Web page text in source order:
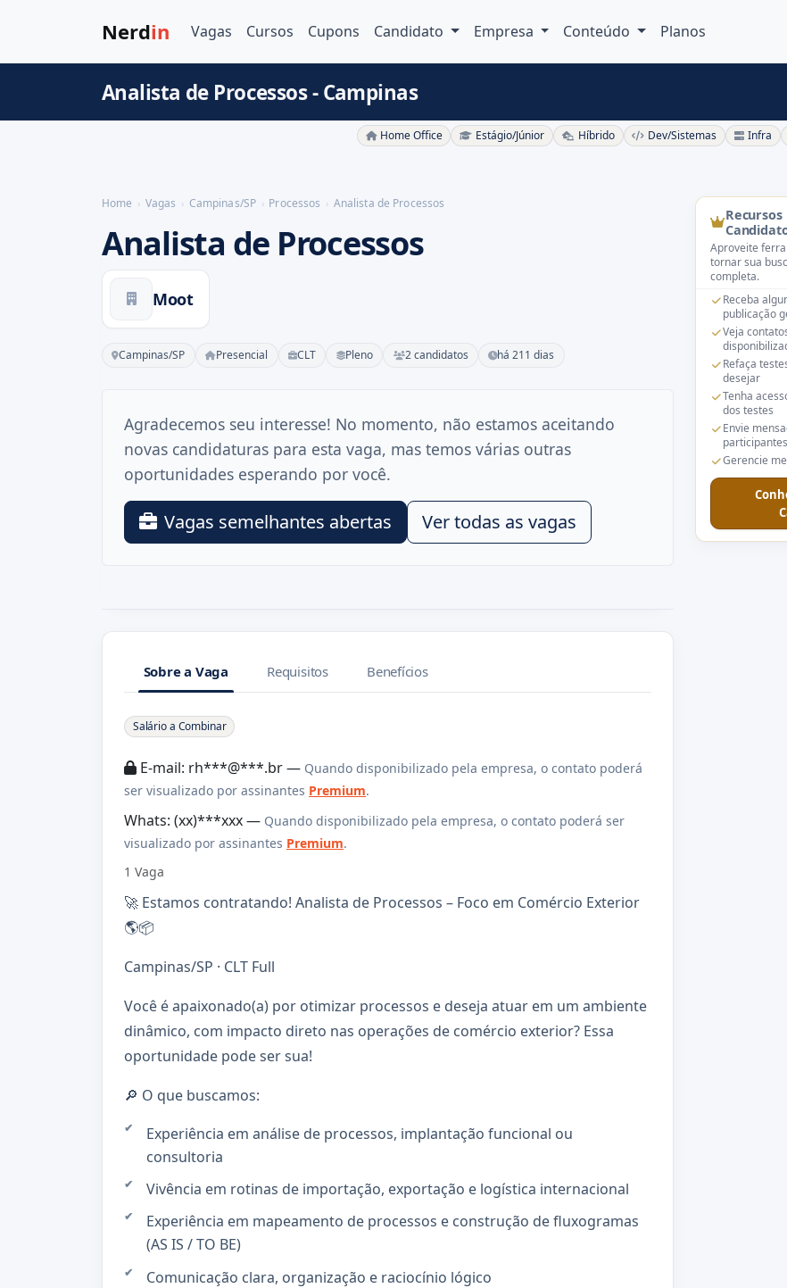
Nerdin Vagas Cursos Cupons Candidato Empresa Conteúdo Planos
Analista de Processos - Campinas
Home Office Estágio/Júnior Híbrido Dev/Sistemas Infra
Home Vagas Campinas/SP Processos Analista de Processos
Analista de Processos
Moot
Campinas/SP Presencial CLT Pleno 2 candidatos há 211 dias
Agradecemos seu interesse! No momento, não estamos aceitando
novas candidaturas para esta vaga, mas temos várias outras
oportunidades esperando por você.
Vagas semelhantes abertas Ver todas as vagas
Sobre a Vaga Requisitos Benefícios
Sobre a Vaga
Salário a Combinar
E-mail: rh***@***.br — Quando disponibilizado pela empresa, o contato poderá
ser visualizado por assinantes Premium.
Whats: (xx)***xxx — Quando disponibilizado pela empresa, o contato poderá ser
visualizado por assinantes Premium.
1 Vaga
🚀 Estamos contratando! Analista de Processos – Foco em Comércio Exterior
🌎📦
Campinas/SP · CLT Full
Você é apaixonado(a) por otimizar processos e deseja atuar em um ambiente
dinâmico, com impacto direto nas operações de comércio exterior? Essa
oportunidade pode ser sua!
🔎 O que buscamos:
Experiência em análise de processos, implantação funcional ou
consultoria
Vivência em rotinas de importação, exportação e logística internacional
Experiência em mapeamento de processos e construção de fluxogramas
(AS IS / TO BE)
Comunicação clara, organização e raciocínio lógico
Aproveite
tornar sua
completa.
Receba
publicação
Veja
Refaça
desejar
Tenha
dos testes
Envie
participantes
Gerencie